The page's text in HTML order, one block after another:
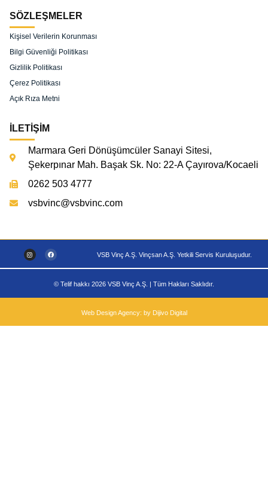
SÖZLEŞMELER
Kişisel Verilerin Korunması
Bilgi Güvenliği Politikası
Gizlilik Politikası
Çerez Politikası
Açık Rıza Metni
İLETİŞİM
Marmara Geri Dönüşümcüler Sanayi Sitesi,
Şekerpınar Mah. Başak Sk. No: 22-A Çayırova/Kocaeli
0262 503 4777
vsbvinc@vsbvinc.com
VSB Vinç A.Ş. Vinçsan A.Ş. Yetkili Servis Kuruluşudur.
© Telif hakkı 2026 VSB Vinç A.Ş. | Tüm Hakları Saklıdır.
Web Design Agency: by Dijivo Digital